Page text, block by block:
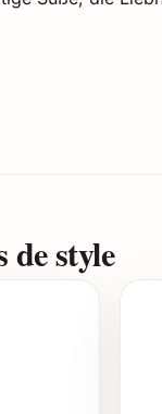
Gourmets
de style